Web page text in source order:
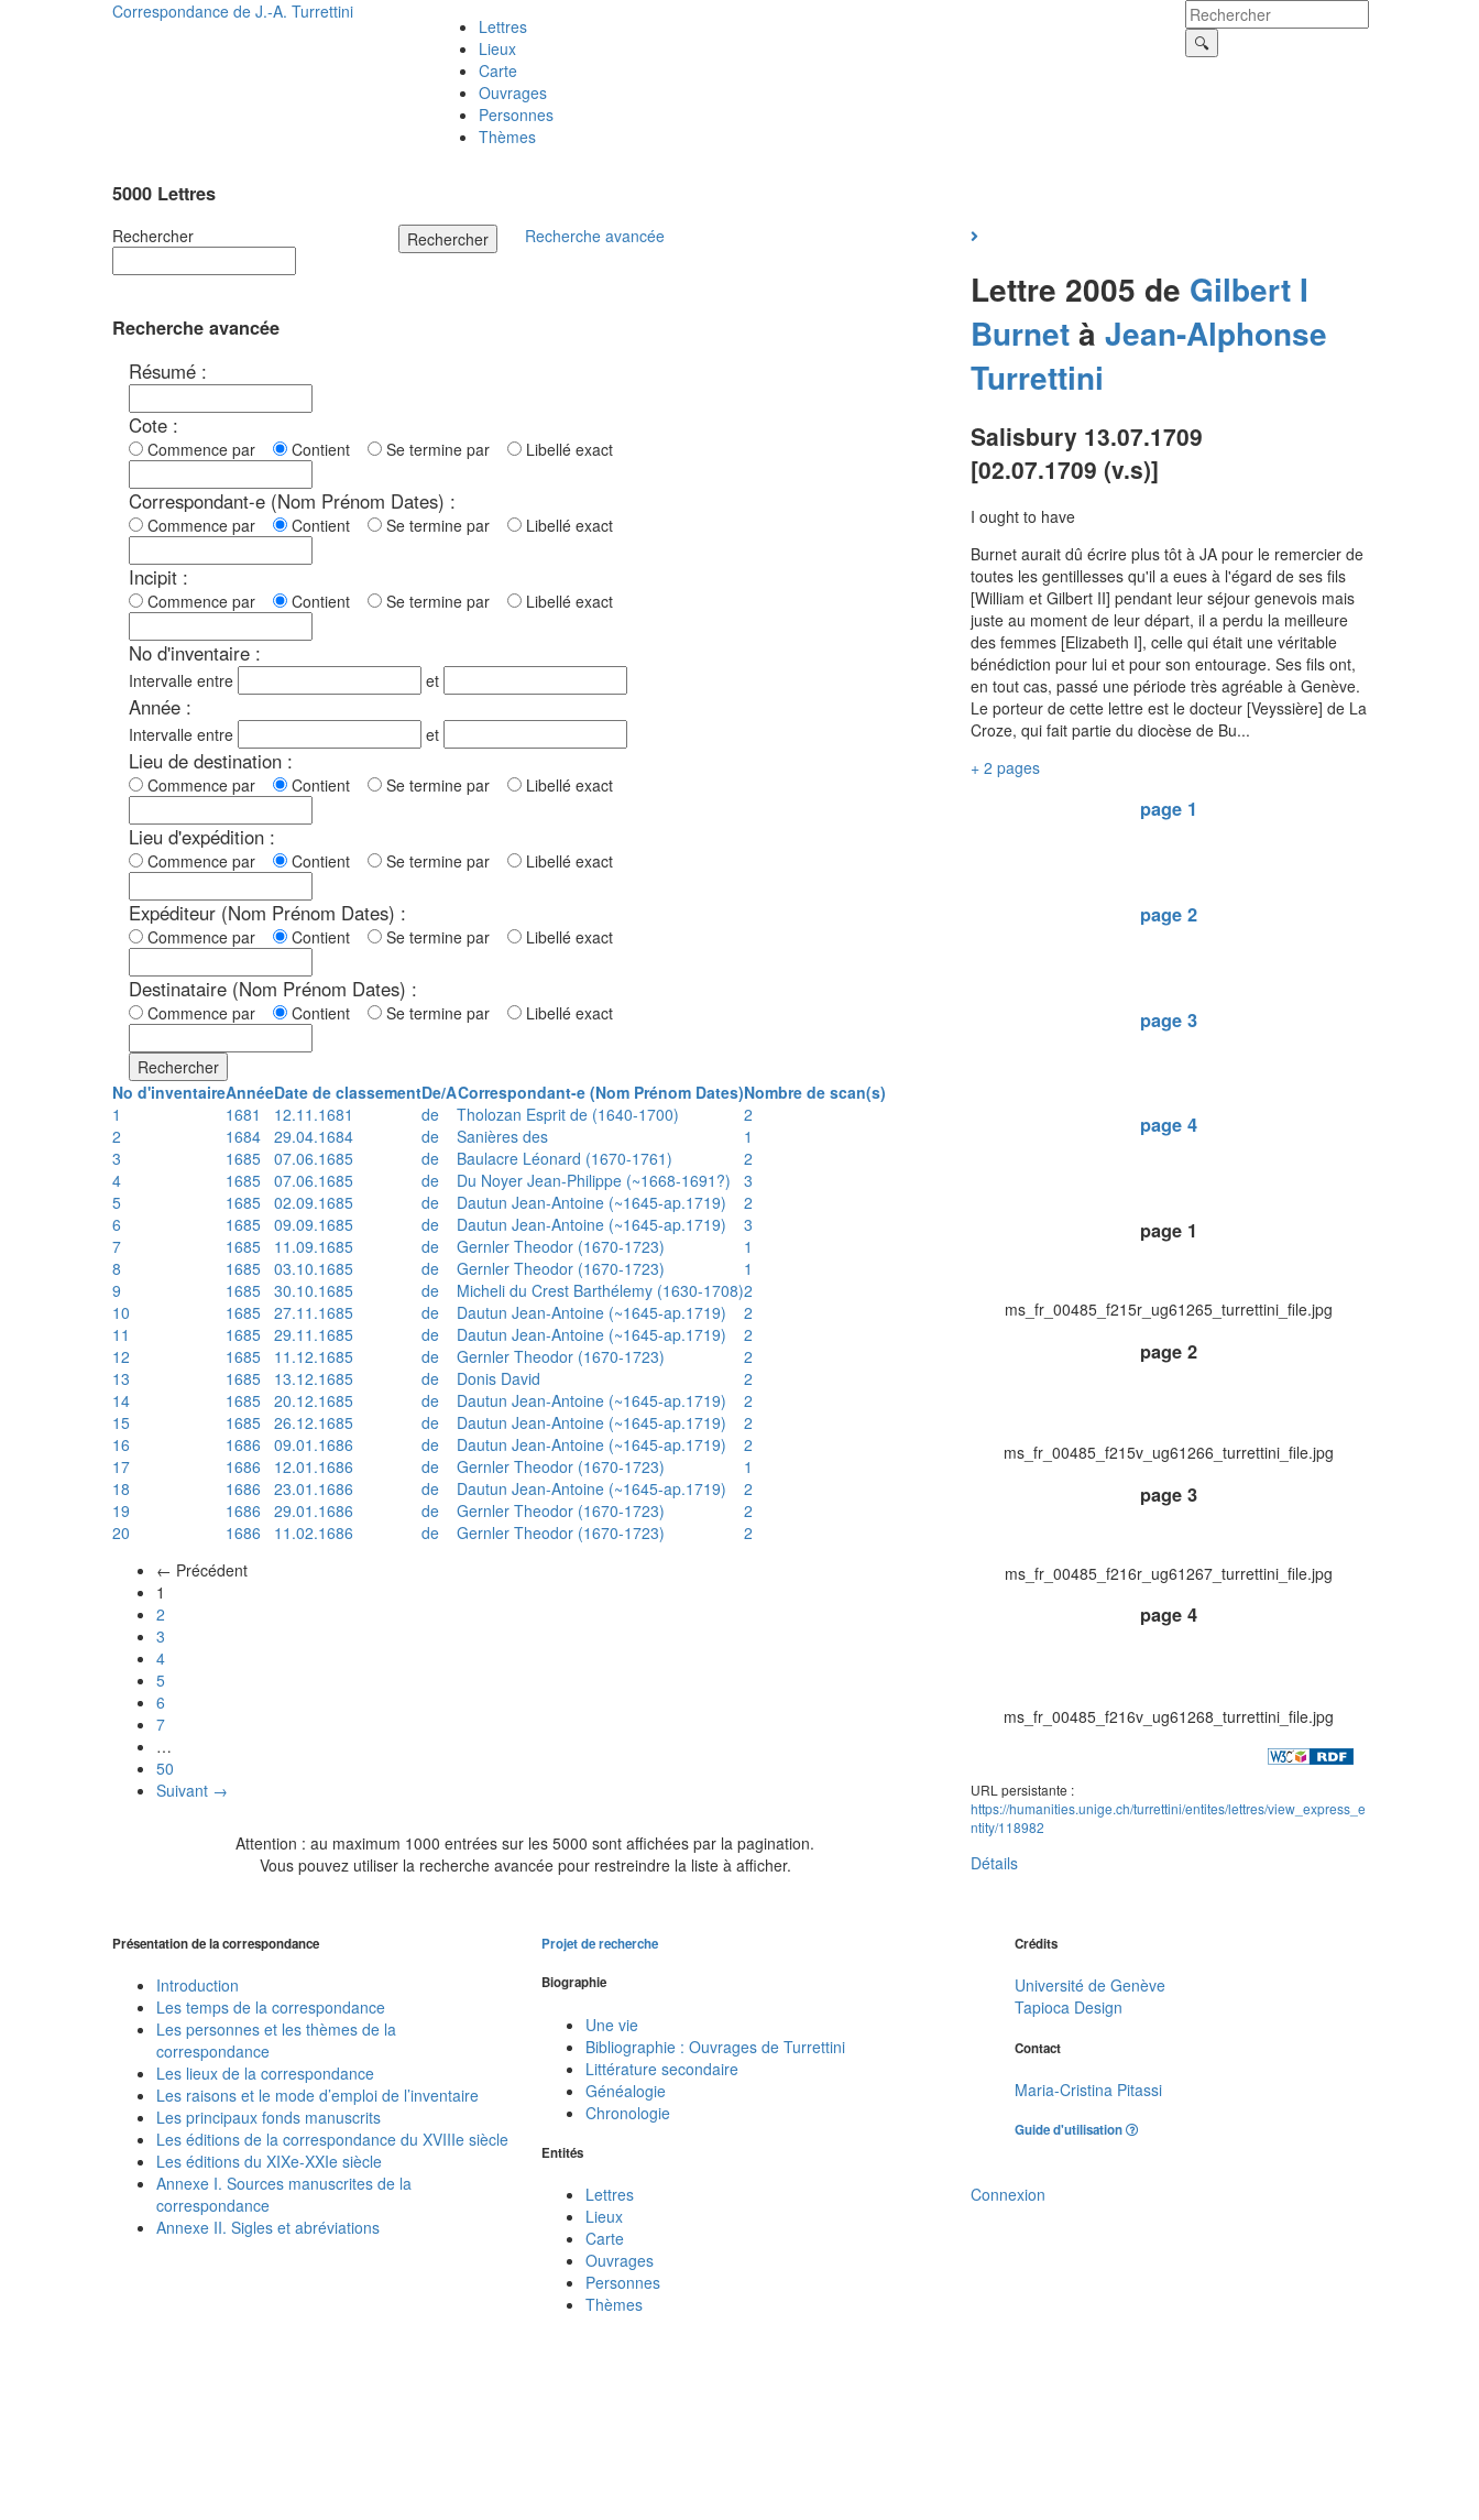
Correspondance de J.-A. Turrettini
Lettres
Lieux
Carte
Ouvrages
Personnes
Thèmes
5000 Lettres
Rechercher Rechercher Recherche avancée
Recherche avancée
Résumé :
Cote :
Commence par Contient Se termine par Libellé exact
Correspondant-e (Nom Prénom Dates) :
Commence par Contient Se termine par Libellé exact
Incipit :
Commence par Contient Se termine par Libellé exact
No d'inventaire :
Intervalle entre et
Année :
Intervalle entre et
Lieu de destination :
Commence par Contient Se termine par Libellé exact
Lieu d'expédition :
Commence par Contient Se termine par Libellé exact
Expéditeur (Nom Prénom Dates) :
Commence par Contient Se termine par Libellé exact
Destinataire (Nom Prénom Dates) :
Commence par Contient Se termine par Libellé exact
Rechercher
No d'inventaireAnnéeDate de classementDe/ACorrespondant-e (Nom Prénom Dates)Nombre de scan(s)
1
1681 12.11.1681 de Tholozan Esprit de (1640-1700)
2
2
1684 29.04.1684 de Sanières des
1
3
1685 07.06.1685 de Baulacre Léonard (1670-1761)
2
4
1685 07.06.1685 de Du Noyer Jean-Philippe (~1668-1691?)
3
5
1685 02.09.1685 de Dautun Jean-Antoine (~1645-ap.1719)
2
6
1685 09.09.1685 de Dautun Jean-Antoine (~1645-ap.1719)
3
7
1685 11.09.1685 de Gernler Theodor (1670-1723)
1
8
1685 03.10.1685 de Gernler Theodor (1670-1723)
1
9
1685 30.10.1685 de Micheli du Crest Barthélemy (1630-1708)2
10
1685 27.11.1685 de Dautun Jean-Antoine (~1645-ap.1719)
2
11
1685 29.11.1685 de Dautun Jean-Antoine (~1645-ap.1719)
2
12
1685 11.12.1685 de Gernler Theodor (1670-1723)
2
13
1685 13.12.1685 de Donis David
2
14
1685 20.12.1685 de Dautun Jean-Antoine (~1645-ap.1719)
2
15
1685 26.12.1685 de Dautun Jean-Antoine (~1645-ap.1719)
2
16
1686 09.01.1686 de Dautun Jean-Antoine (~1645-ap.1719)
2
17
1686 12.01.1686 de Gernler Theodor (1670-1723)
1
18
1686 23.01.1686 de Dautun Jean-Antoine (~1645-ap.1719)
2
19
1686 29.01.1686 de Gernler Theodor (1670-1723)
2
20
1686 11.02.1686 de Gernler Theodor (1670-1723)
2
← Précédent
1
2
3
4
5
6
7
…
50
Suivant →
Attention : au maximum 1000 entrées sur les 5000 sont affichées par la pagination.
Vous pouvez utiliser la recherche avancée pour restreindre la liste à afficher.
Lettre 2005 de Gilbert I
Burnetà Jean-Alphonse
Turrettini
Salisbury 13.07.1709
[02.07.1709 (v.s)]
I ought to have
Burnet aurait dû écrire plus tôt à JA pour le remercier de
toutes les gentillesses qu'il a eues à l'égard de ses fils
[William et Gilbert II] pendant leur séjour genevois mais
juste au moment de leur départ, il a perdu la meilleure
des femmes [Elizabeth I], celle qui était une véritable
bénédiction pour lui et pour son entourage. Ses fils ont,
en tout cas, passé une période très agréable à Genève.
Le porteur de cette lettre est le docteur [Veyssière] de La
Croze, qui fait partie du diocèse de Bu...
+ 2 pages
page 1
page 2
page 3
page 4
page 1
ms_fr_00485_f215r_ug61265_turrettini_file.jpg
page 2
ms_fr_00485_f215v_ug61266_turrettini_file.jpg
page 3
ms_fr_00485_f216r_ug61267_turrettini_file.jpg
page 4
ms_fr_00485_f216v_ug61268_turrettini_file.jpg
URL persistante :
https://humanities.unige.ch/turrettini/entites/lettres/view_express_e
ntity/118982
Détails
Présentation de la correspondance
Introduction
Les temps de la correspondance
Les personnes et les thèmes de la
correspondance
Les lieux de la correspondance
Les raisons et le mode d’emploi de l’inventaire
Les principaux fonds manuscrits
Les éditions de la correspondance du XVIIIe siècle
Les éditions du XIXe-XXIe siècle
Annexe I. Sources manuscrites de la
correspondance
Annexe II. Sigles et abréviations
Projet de recherche
Biographie
Une vie
Bibliographie : Ouvrages de Turrettini
Littérature secondaire
Généalogie
Chronologie
Entités
Lettres
Lieux
Carte
Ouvrages
Personnes
Thèmes
Crédits
Université de Genève
Tapioca Design
Contact
Maria-Cristina Pitassi
Guide d'utilisation
Connexion